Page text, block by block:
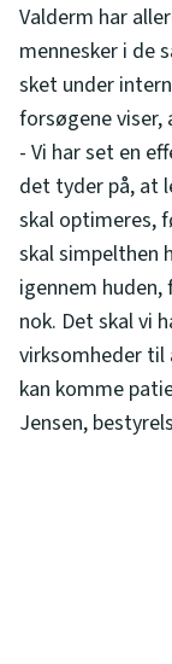
Valderm har
mennesker i de
sket under
forsøgene viser,
- Vi har set en
det tyder på, at
skal optimeres,
skal simpelthen
igennem huden,
nok. Det skal vi
virksomheder til
kan komme
Jensen,